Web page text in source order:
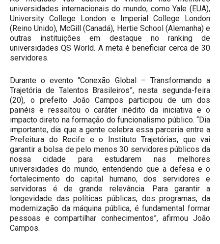
universidades internacionais do mundo, como Yale (EUA),
University College London e Imperial College London
(Reino Unido), McGill (Canadá), Hertie School (Alemanha) e
outras instituições em destaque no ranking de
universidades QS World. A meta é beneficiar cerca de 30
servidores.
Durante o evento “Conexão Global – Transformando a
Trajetória de Talentos Brasileiros”, nesta segunda-feira
(20), o prefeito João Campos participou de um dos
painéis e ressaltou o caráter inédito da iniciativa e o
impacto direto na formação do funcionalismo público. “Dia
importante, dia que a gente celebra essa parceria entre a
Prefeitura do Recife e o Instituto Trajetórias, que vai
garantir a bolsa de pelo menos 30 servidores públicos da
nossa cidade para estudarem nas melhores
universidades do mundo, entendendo que a defesa e o
fortalecimento do capital humano, dos servidores e
servidoras é de grande relevância. Para garantir a
longevidade das políticas públicas, dos programas, da
modernização da máquina pública, é fundamental formar
pessoas e compartilhar conhecimentos”, afirmou João
Campos.